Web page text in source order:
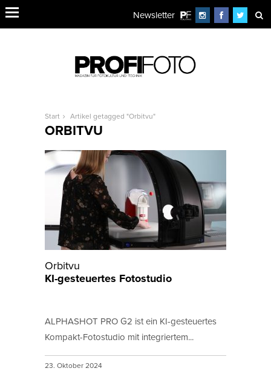
Newsletter
Start Artikel getagged "Orbitvu"
ORBITVU
Orbitvu
KI-gesteuertes Fotostudio
ALPHASHOT PRO G2 ist ein KI-gesteuertes
Kompakt-Fotostudio mit integriertem...
23. Oktober 2024